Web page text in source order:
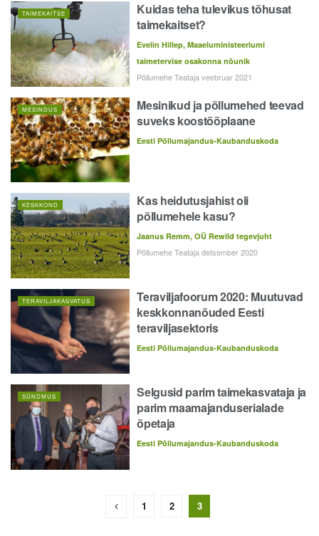
TAIMEKAITSE
Kuidas teha tulevikus tõhusat
taimekaitset?
Evelin Hillep, Maaeluministeeriumi
taimetervise osakonna nõunik
Põllumehe Teataja veebruar 2021
MESINDUS
Mesinikud ja põllumehed teevad
suveks koostööplaane
Eesti Põllumajandus-Kaubanduskoda
KESKKOND
Kas heidutusjahist oli
põllumehele kasu?
Jaanus Remm, OÜ Rewild tegevjuht
Põllumehe Teataja detsember 2020
TERAVILJAKASVATUS
Teraviljafoorum 2020: Muutuvad
keskkonnanõuded Eesti
teraviljasektoris
Eesti Põllumajandus-Kaubanduskoda
SÜNDMUS
Selgusid parim taimekasvataja ja
parim maamajanduserialade
õpetaja
Eesti Põllumajandus-Kaubanduskoda
1 2 3